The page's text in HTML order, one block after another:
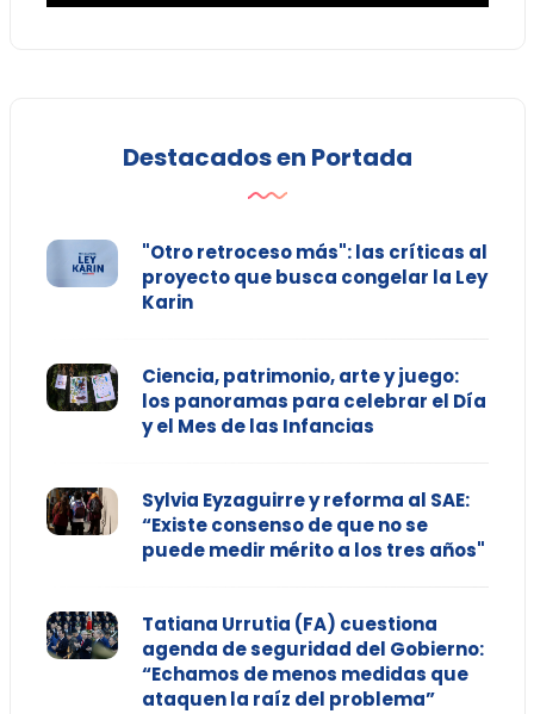
Destacados en Portada
"Otro retroceso más": las críticas al
proyecto que busca congelar la Ley
Karin
Ciencia, patrimonio, arte y juego:
los panoramas para celebrar el Día
y el Mes de las Infancias
Sylvia Eyzaguirre y reforma al SAE:
“Existe consenso de que no se
puede medir mérito a los tres años"
Tatiana Urrutia (FA) cuestiona
agenda de seguridad del Gobierno:
“Echamos de menos medidas que
ataquen la raíz del problema”